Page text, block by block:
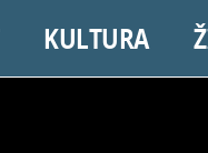
KULTURA